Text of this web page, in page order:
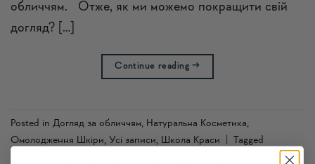
обличчям. Отже, як ми можемо покращити свій
догляд? […]
Continue reading→
Posted in Догляд за обличчям, Натуральна Косметика,
Омолодження Шкіри, Усi записи, Школа Краси
Tagged